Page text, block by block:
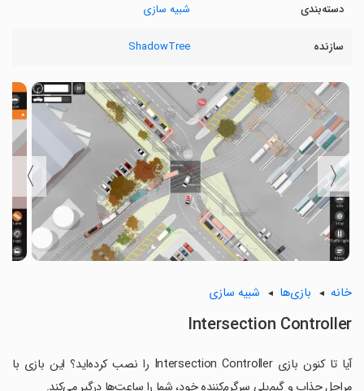
دسته‌بندی شبیه سازی
سازنده ShadowTree
〈
〉
خانه بازی‌ها شبیه سازی
Intersection Controller
آیا تا کنون بازی Intersection Controller را نصب کرده‌اید؟ این بازی با
مراحل جذاب و گیم‌پلی سرگرم‌کننده خود، شما را ساعت‌ها درگیر می‌کند.